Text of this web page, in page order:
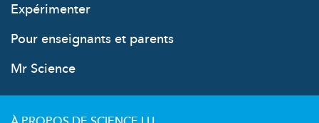
Expérimenter
Pour enseignants et parents
Mr Science